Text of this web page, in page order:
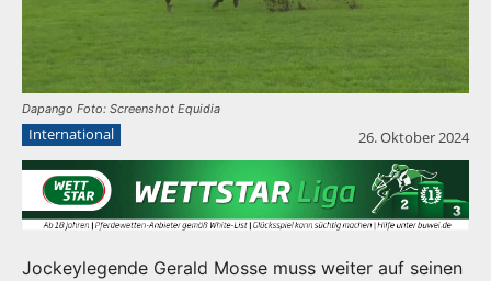
Dapango Foto: Screenshot Equidia
International 26. Oktober 2024
Jockeylegende Gerald Mosse muss weiter auf seinen